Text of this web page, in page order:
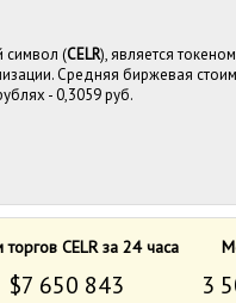
символ (CELR), является
Средняя биржевая
- 0,3059 руб.
CELR за 24 часа
$7 650 843 3